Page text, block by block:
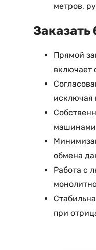
метров,
Заказать
Прямой
включает
исключая
машинами
обмена
Работа с
при